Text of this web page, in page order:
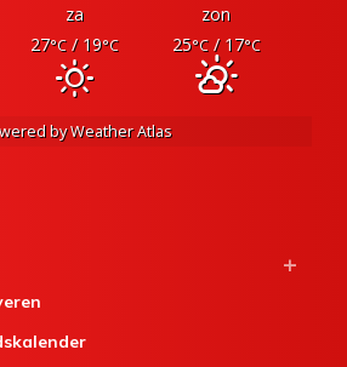
za
zon
27°C/ 19°C 25°C/ 17°C
byWeather Atlas